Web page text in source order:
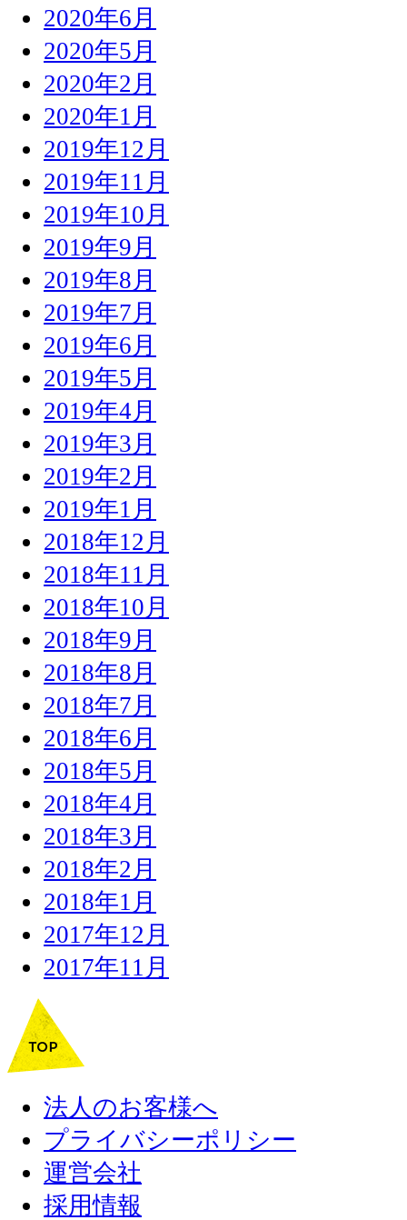
2020年6月
2020年5月
2020年2月
2020年1月
2019年12月
2019年11月
2019年10月
2019年9月
2019年8月
2019年7月
2019年6月
2019年5月
2019年4月
2019年3月
2019年2月
2019年1月
2018年12月
2018年11月
2018年10月
2018年9月
2018年8月
2018年7月
2018年6月
2018年5月
2018年4月
2018年3月
2018年2月
2018年1月
2017年12月
2017年11月
法人のお客様へ
プライバシーポリシー
運営会社
採用情報